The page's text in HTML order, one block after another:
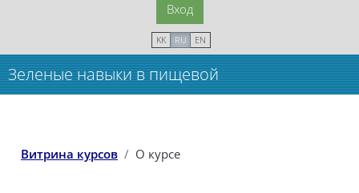
Вход
KK RU EN
Зеленые навыки в пищевой
Витрина курсов О курсе